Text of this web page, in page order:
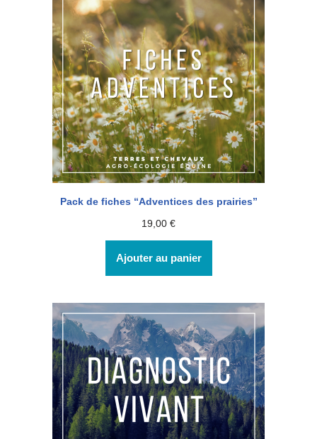
Pack de fiches “Adventices des prairies”
19,00 €
Ajouter au panier